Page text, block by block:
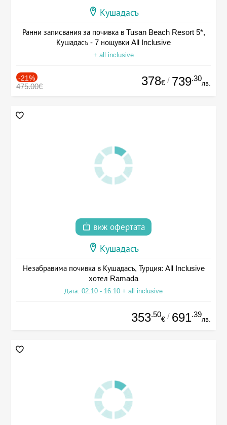
Кушадасъ
Ранни записвания за почивка в Tusan Beach Resort 5*,
Кушадасъ - 7 нощувки All Inclusive
+ all inclusive
-21%
475.00€ 378€ / 739.30
лв.
виж офертата
Кушадасъ
Незабравима почивка в Кушадасъ, Турция: All Inclusive
хотел Ramada
Дата: 02.10 - 16.10 + all inclusive
353.50
€ / 691.39
лв.